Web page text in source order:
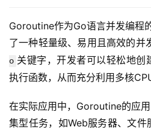
Goroutine作为Go语言并发编程
了一种轻量级、易用且高效的并
o 关键字，开发者可以轻松地
执行函数，从而充分利用多核
在实际应用中，Goroutine的应
集型任务，如Web服务器、文